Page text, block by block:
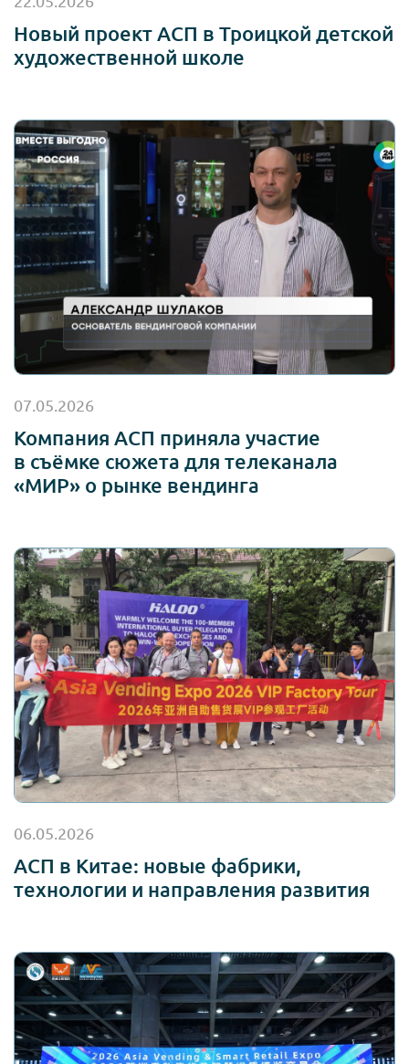
Новый проект АСП в Троицкой детской
художественной школе
07.05.2026
Компания АСП приняла участие
в съёмке сюжета для телеканала
«МИР» о рынке вендинга
06.05.2026
АСП в Китае: новые фабрики,
технологии и направления развития